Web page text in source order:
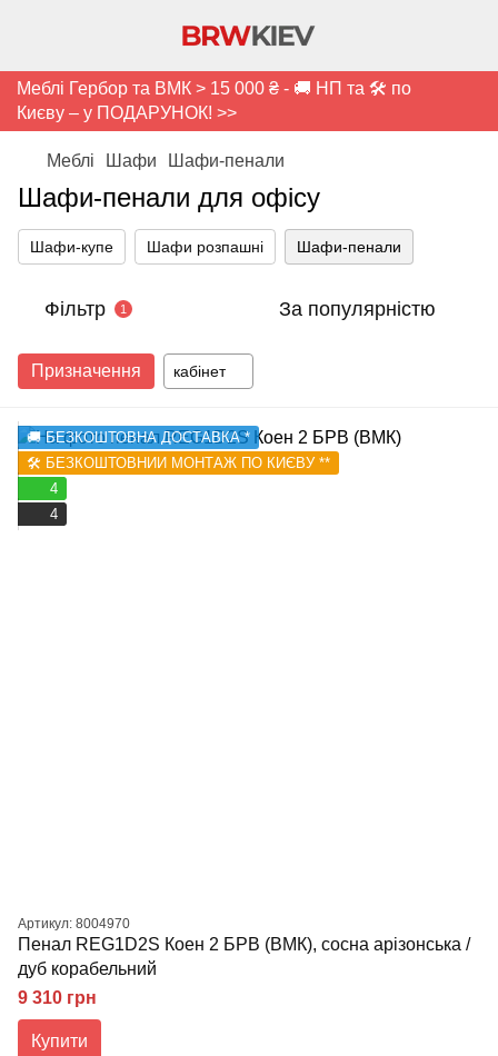
Меблі Гербор та ВМК > 15 000 ₴ - 🚚 НП та 🛠️ по
Києву – у ПОДАРУНОК! >>
Меблі Шафи Шафи-пенали
Шафи-пенали для офісу
Шафи-купе Шафи розпашні Шафи-пенали
Фільтр 1 За популярністю
Призначення кабінет
🚚 БЕЗКОШТОВНА ДОСТАВКА *
🛠️ БЕЗКОШТОВНИЙ МОНТАЖ ПО КИЄВУ **
4
4
Артикул: 8004970
Пенал REG1D2S Коен 2 БРВ (ВМК), сосна арізонська /
дуб корабельний
9 310 грн
Купити